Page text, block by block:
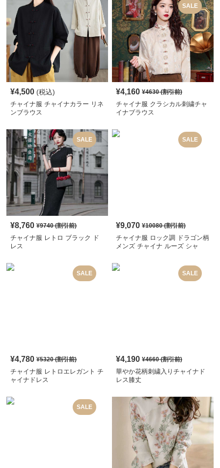
¥4,500 (税込)
チャイナ服 チャイナカラー リネ
ンブラウス
SALE
¥4,160 ¥4630(割引前)
チャイナ服 クラシカル刺繍チャ
イナブラウス
SALE
¥8,760 ¥9740(割引前)
チャイナ服 レトロ ブラック ド
レス
SALE
¥9,070 ¥10080(割引前)
チャイナ服 ロック調 ドラゴン柄
メンズ チャイナ ルーズ シャ
SALE
¥4,780 ¥5320(割引前)
チャイナ服 レトロエレガント チ
ャイナドレス
SALE
¥4,190 ¥4660(割引前)
華やか花柄刺繍入りチャイナド
レス膝丈
SALE